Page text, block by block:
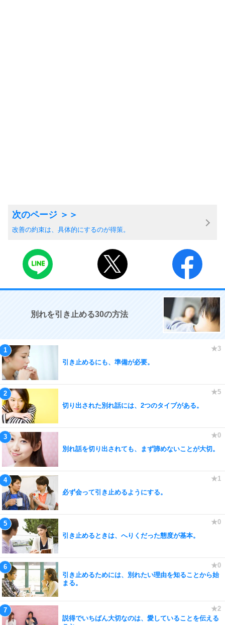
改善の約束は、具体的にするのが得策。
別れを引き止める30の方法
引き止めるにも、準備が必要。
切り出された別れ話には、2つのタイプがある。
別れ話を切り出されても、まず諦めないことが大切。
必ず会って引き止めるようにする。
引き止めるときは、へりくだった態度が基本。
引き止めるためには、別れたい理由を知ることから始
まる。
説得でいちばん大切なのは、愛していることを伝える